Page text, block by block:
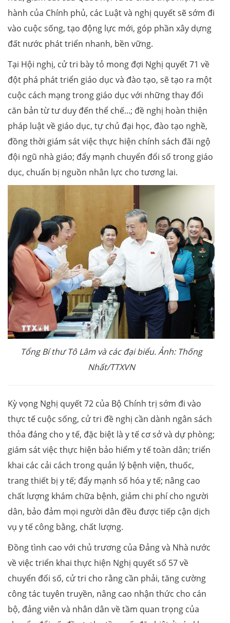
hành của Chính phủ, các Luật và nghị quyết sẽ sớm đi
vào cuộc sống, tạo động lực mới, góp phần xây dựng
đất nước phát triển nhanh, bền vững.
Tại Hội nghị, cử tri bày tỏ mong đợi Nghị quyết 71 về
đột phá phát triển giáo dục và đào tạo, sẽ tạo ra một
cuộc cách mạng trong giáo dục với những thay đổi
căn bản từ tư duy đến thể chế...; đề nghị hoàn thiện
pháp luật về giáo dục, tự chủ đại học, đào tạo nghề,
đồng thời giám sát việc thực hiện chính sách đãi ngộ
đội ngũ nhà giáo; đẩy mạnh chuyển đổi số trong giáo
dục, chuẩn bị nguồn nhân lực cho tương lai.
Tổng Bí thư Tô Lâm và các đại biểu. Ảnh: Thống
Nhất/TTXVN
Kỳ vọng Nghị quyết 72 của Bộ Chính trị sớm đi vào
thực tế cuộc sống, cử tri đề nghị cần dành ngân sách
thỏa đáng cho y tế, đặc biệt là y tế cơ sở và dự phòng;
giám sát việc thực hiện bảo hiểm y tế toàn dân; triển
khai các cải cách trong quản lý bệnh viện, thuốc,
trang thiết bị y tế; đẩy mạnh số hóa y tế; nâng cao
chất lượng khám chữa bệnh, giảm chi phí cho người
dân, bảo đảm mọi người dân đều được tiếp cận dịch
vụ y tế công bằng, chất lượng.
Đồng tình cao với chủ trương của Đảng và Nhà nước
về việc triển khai thực hiện Nghị quyết số 57 về
chuyển đổi số, cử tri cho rằng cần phải, tăng cường
công tác tuyên truyền, nâng cao nhận thức cho cán
bộ, đảng viên và nhân dân về tầm quan trọng của